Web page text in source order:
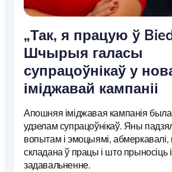
„Так, я працую ў
Шчырыя галасы
супрацоўнікаў у
іміджавай кампаніі
Апошняя іміджавая кампанія
удзелам супрацоўнікаў. Яны
вопытам і эмоцыямі,
складана ў працы і што прыносіць
задавальненне.